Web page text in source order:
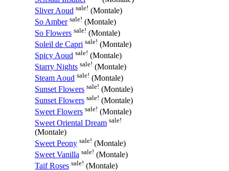
Sliver Aoud sale! (Montale)
So Amber sale! (Montale)
So Flowers sale! (Montale)
Soleil de Capri sale! (Montale)
Spicy Aoud sale! (Montale)
Starry Nights sale! (Montale)
Steam Aoud sale! (Montale)
Sunset Flowers sale! (Montale)
Sunset Flowers sale! (Montale)
Sweet Flowers sale! (Montale)
Sweet Oriental Dream sale!
(Montale)
Sweet Peony sale! (Montale)
Sweet Vanilla sale! (Montale)
Taif Roses sale! (Montale)